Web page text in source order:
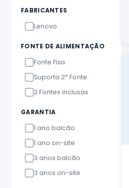
FABRICANTES
Lenovo
FONTE DE ALIMENTAÇÃO
Fonte Fixa
Suporta 2ª Fonte
2 Fontes inclusas
GARANTIA
1 ano balcão
1 ano on-site
3 anos balcão
3 anos on-site